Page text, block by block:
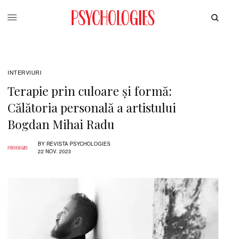
INTERVIURI
Terapie prin culoare și formă:
Călătoria personală a artistului
Bogdan Mihai Radu
BY REVISTA PSYCHOLOGIES
22 NOV. 2023